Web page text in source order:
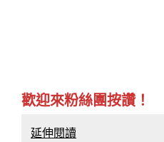
歡迎來粉絲團按讚！
延伸閱讀